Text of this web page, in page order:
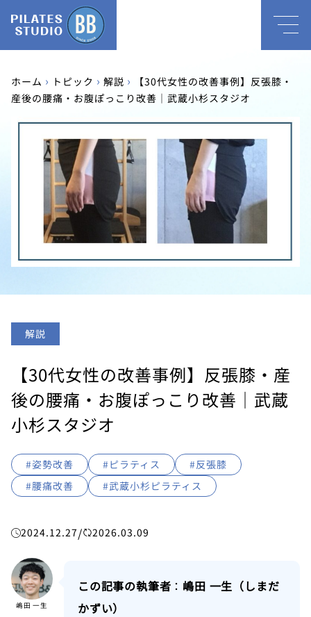
ホーム › トピック › 解説 › 【30代女性の改善事例】反張膝・
産後の腰痛・お腹ぽっこり改善｜武蔵小杉スタジオ
解説
【30代女性の改善事例】反張膝・産
後の腰痛・お腹ぽっこり改善｜武蔵
小杉スタジオ
#姿勢改善 #ピラティス
#反張膝
#腰痛改善
#武蔵小杉ピラティス
2024.12.27/ 2026.03.09
嶋田 一生
この記事の執筆者 ： 嶋田 一生（しまだ
かずい）